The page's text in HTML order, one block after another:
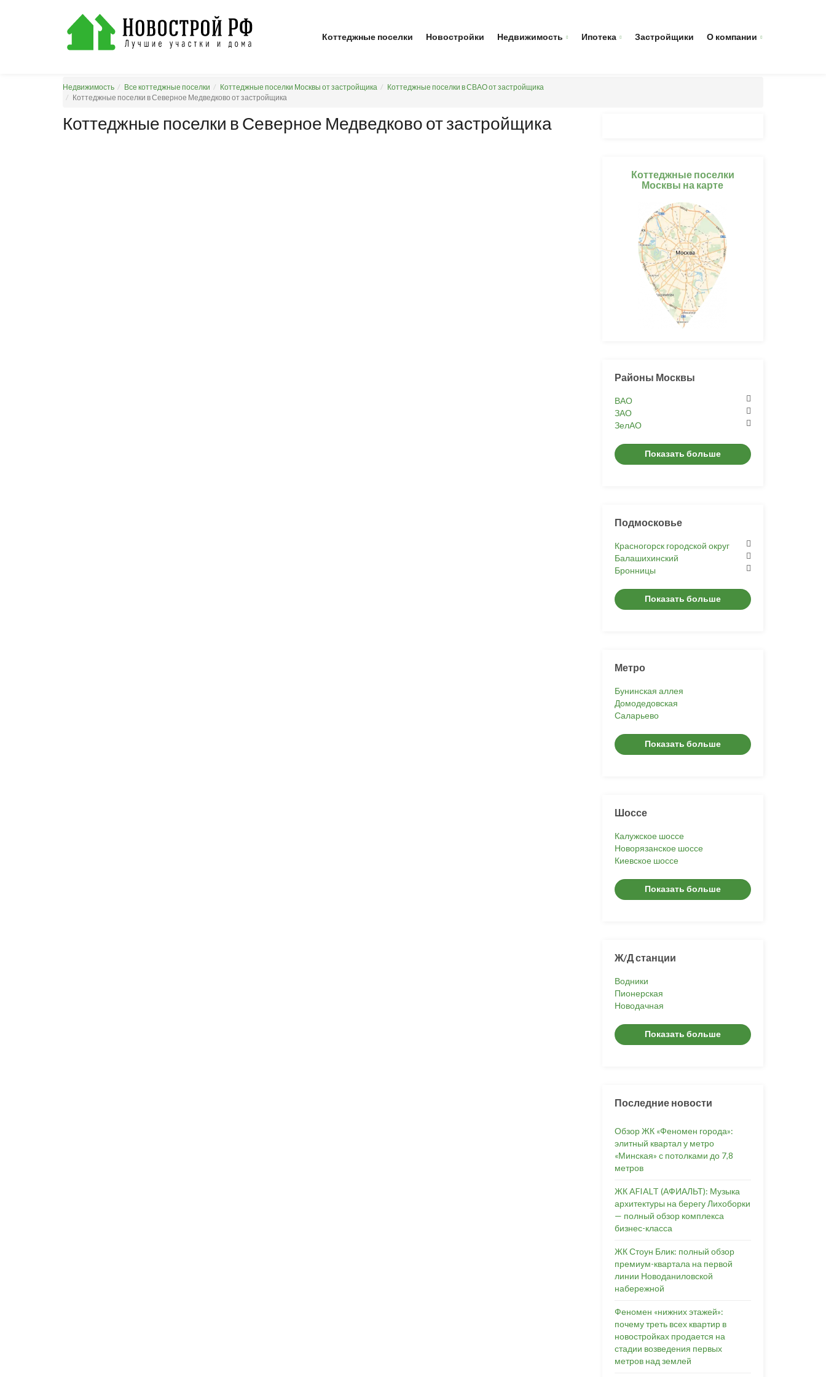
Коттеджные поселки Новостройки Недвижимость Ипотека Застройщики О компании
Недвижимость Все коттеджные поселки Коттеджные поселки Москвы от застройщика
Коттеджные поселки в СВАО от застройщика
Коттеджные поселки в Северное Медведково от застройщика
Коттеджные поселки в Северное Медведково от застройщика
Коттеджные поселки
Москвы на карте
Районы Москвы
ВАО
ЗАО
ЗелАО
Показать больше
Подмосковье
Красногорск городской округ
Балашихинский
Бронницы
Показать больше
Метро
Бунинская аллея
Домодедовская
Саларьево
Показать больше
Шоссе
Калужское шоссе
Новорязанское шоссе
Киевское шоссе
Показать больше
Ж/Д станции
Водники
Пионерская
Новодачная
Показать больше
Последние новости
Обзор ЖК «Феномен города»:
элитный квартал у метро
«Минская» с потолками до 7,8
метров
ЖК AFIALT (АФИАЛЬТ): Музыка
архитектуры на берегу Лихоборки
— полный обзор комплекса
бизнес-класса
ЖК Стоун Блик: полный обзор
премиум-квартала на первой
линии Новоданиловской
набережной
Феномен «нижних этажей»:
почему треть всех квартир в
новостройках продается на
стадии возведения первых
метров над землей